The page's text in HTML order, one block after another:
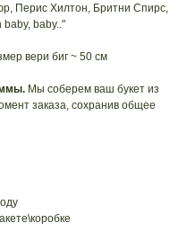
Перис Хилтон, Бритни Спирс,
baby, baby.."
вери биг ~ 50 см
Мы соберем ваш букет из
заказа, сохранив общее